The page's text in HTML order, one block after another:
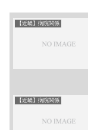
【近畿】病院関係
【近畿】病院関係